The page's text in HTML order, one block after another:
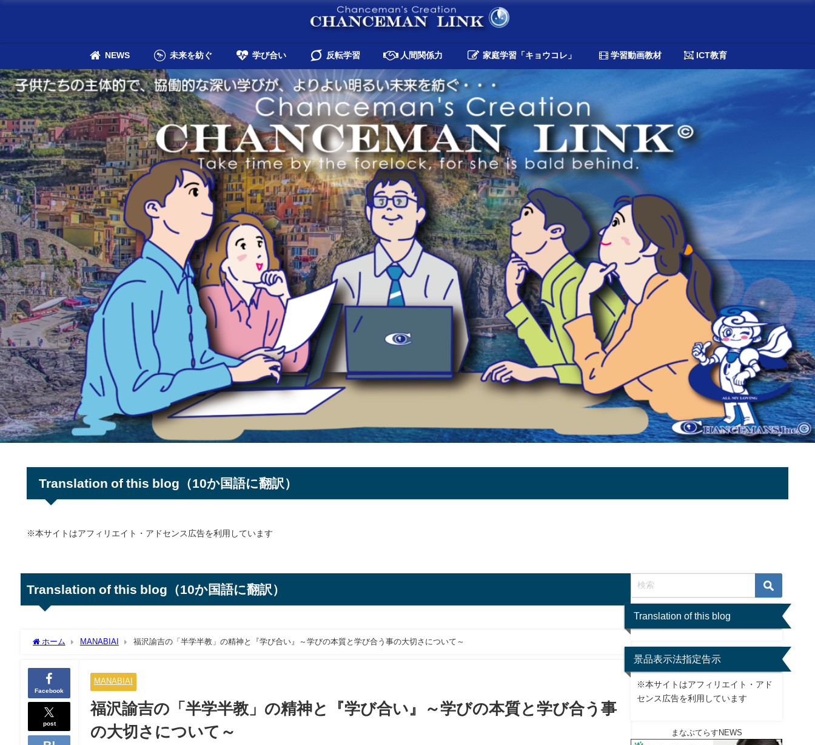
NEWS 未来を紡ぐ 学び合い 反転学習 人間関係力 家庭学習「キョウコレ」 学習動画教材 ICT教育
Translation of this blog（10か国語に翻訳）
※本サイトはアフィリエイト・アドセンス広告を利用しています
Translation of this blog（10か国語に翻訳）
ホーム MANABIAI 福沢諭吉の「半学半教」の精神と『学び合い』～学びの本質と学び合う事の大切さについて～
Facebook
post
MANABIAI
福沢諭吉の「半学半教」の精神と『学び合い』～学びの本質と学び合う事
の大切さについて～
Translation of this blog
景品表示法指定告示
※本サイトはアフィリエイト・アド
センス広告を利用しています
まなぶてらすNEWS